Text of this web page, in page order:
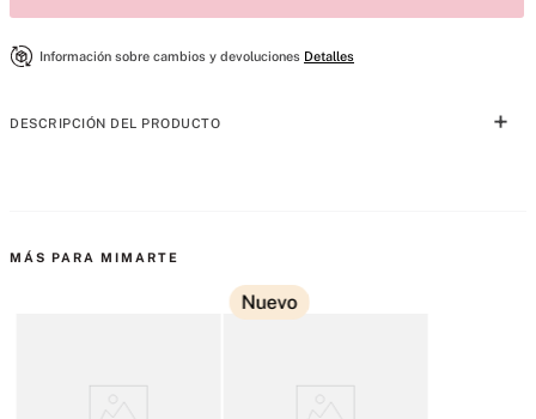
Información sobre cambios y devoluciones Detalles
DESCRIPCIÓN DEL PRODUCTO
mandarina Madagascar, violeta egipcia Mist es nuestra versión más
MÁS PARA MIMARTE
Nuevo